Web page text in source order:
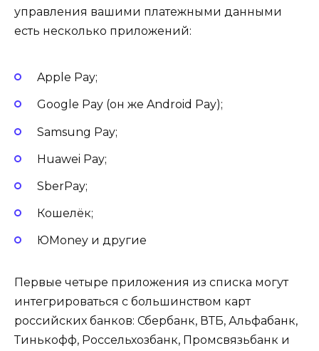
управления вашими платежными данными
есть несколько приложений:
Apple Pay;
Google Pay (он же Android Pay);
Samsung Pay;
Huawei Pay;
SberPay;
Кошелёк;
ЮMoney и другие
Первые четыре приложения из списка могут
интегрироваться с большинством карт
российских банков: Сбербанк, ВТБ, Альфабанк,
Тинькофф, Россельхозбанк, Промсвязьбанк и